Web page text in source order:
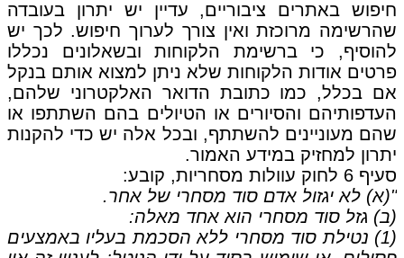
חיפוש באתרים ציבוריים, עדיין יש יתרון בעובדה
שהרשימה מרוכזת ואין צורך לערוך חיפוש. לכך יש
להוסיף, כי ברשימת הלקוחות ובשאלונים נכללו
פרטים אודות הלקוחות שלא ניתן למצוא אותם בנקל
אם בכלל, כמו כתובת הדואר האלקטרוני שלהם,
העדפותיהם והסיורים או הטיולים בהם השתתפו או
שהם מעוניינים להשתתף, ובכל אלה יש כדי להקנות
יתרון למחזיק במידע האמור.
סעיף 6 לחוק עוולות מסחריות, קובע:
"(א) לא יגזול אדם סוד מסחרי של אחר.
(ב) גזל סוד מסחרי הוא אחד מאלה:
(1) נטילת סוד מסחרי ללא הסכמת בעליו באמצעים